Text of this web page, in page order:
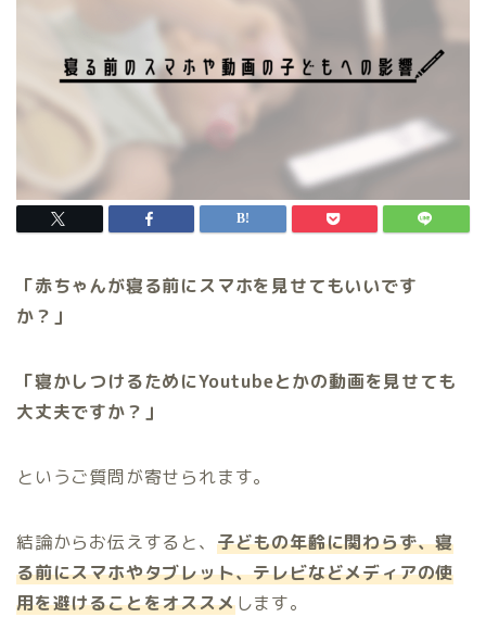
「赤ちゃんが寝る前にスマホを見せてもいいです
か？」
「寝かしつけるためにYoutubeとかの動画を見せても
大丈夫ですか？」
というご質問が寄せられます。
結論からお伝えすると、 子どもの年齢に関わらず、寝
る前にスマホやタブレット、テレビなどメディアの使
用を避けることをオススメします。